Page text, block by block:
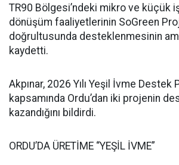
TR90 Bölgesi’ndeki mikro ve küçük
dönüşüm faaliyetlerinin SoGreen
doğrultusunda desteklenmesinin
kaydetti.
Akpınar, 2026 Yılı Yeşil İvme Destek
kapsamında Ordu’dan iki projenin
kazandığını bildirdi.
ORDU’DA ÜRETİME “YEŞİL İVME”